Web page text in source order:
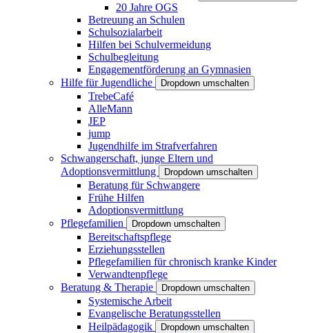
20 Jahre OGS
Betreuung an Schulen
Schulsozialarbeit
Hilfen bei Schulvermeidung
Schulbegleitung
Engagementförderung an Gymnasien
Hilfe für Jugendliche
Dropdown umschalten
TrebeCafé
AlleMann
JEP
jump
Jugendhilfe im Strafverfahren
Schwangerschaft, junge Eltern und
Adoptionsvermittlung
Dropdown umschalten
Beratung für Schwangere
Frühe Hilfen
Adoptionsvermittlung
Pflegefamilien
Dropdown umschalten
Bereitschaftspflege
Erziehungsstellen
Pflegefamilien für chronisch kranke Kinder
Verwandtenpflege
Beratung & Therapie
Dropdown umschalten
Systemische Arbeit
Evangelische Beratungsstellen
Heilpädagogik
Dropdown umschalten